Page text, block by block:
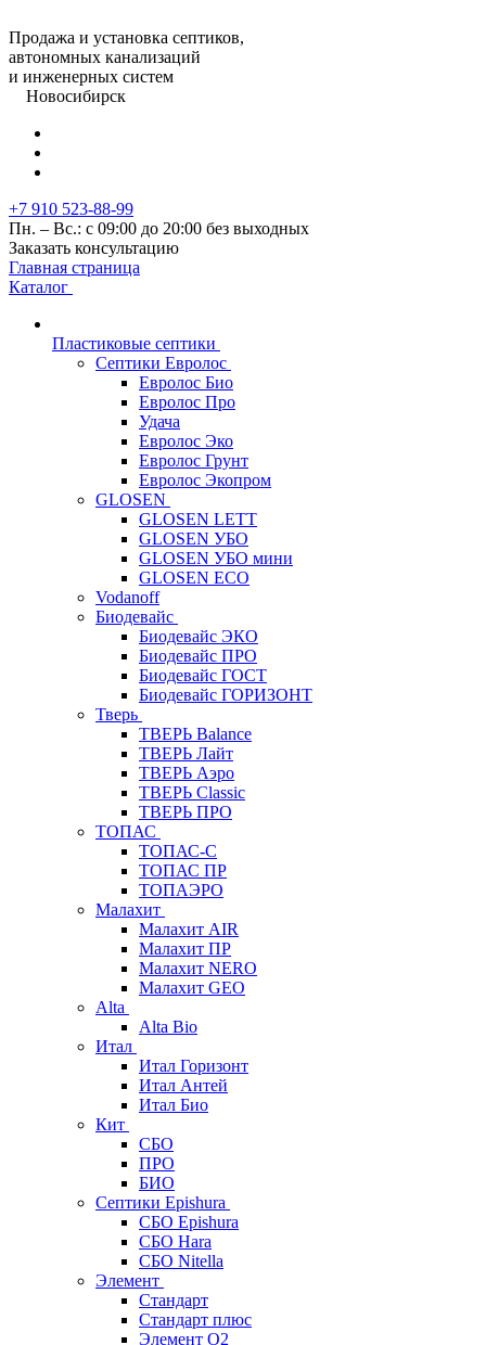
Продажа и установка септиков,
автономных канализаций
и инженерных систем
Новосибирск
+7 910 523-88-99
Пн. – Вс.: с 09:00 до 20:00 без выходных
Заказать консультацию
Главная страница
Каталог
Пластиковые септики
Септики Евролос
Евролос Био
Евролос Про
Удача
Евролос Эко
Евролос Грунт
Евролос Экопром
GLOSEN
GLOSEN LETT
GLOSEN УБО
GLOSEN УБО мини
GLOSEN ECO
Vodanoff
Биодевайс
Биодевайс ЭКО
Биодевайс ПРО
Биодевайс ГОСТ
Биодевайс ГОРИЗОНТ
Тверь
ТВЕРЬ Balance
ТВЕРЬ Лайт
ТВЕРЬ Аэро
ТВЕРЬ Classic
ТВЕРЬ ПРО
ТОПАС
ТОПАС-С
ТОПАС ПР
ТОПАЭРО
Малахит
Малахит AIR
Малахит ПР
Малахит NERO
Малахит GEO
Alta
Alta Bio
Итал
Итал Горизонт
Итал Антей
Итал Био
Кит
СБО
ПРО
БИО
Септики Epishura
СБО Epishura
СБО Hara
СБО Nitella
Элемент
Стандарт
Стандарт плюс
Элемент О2